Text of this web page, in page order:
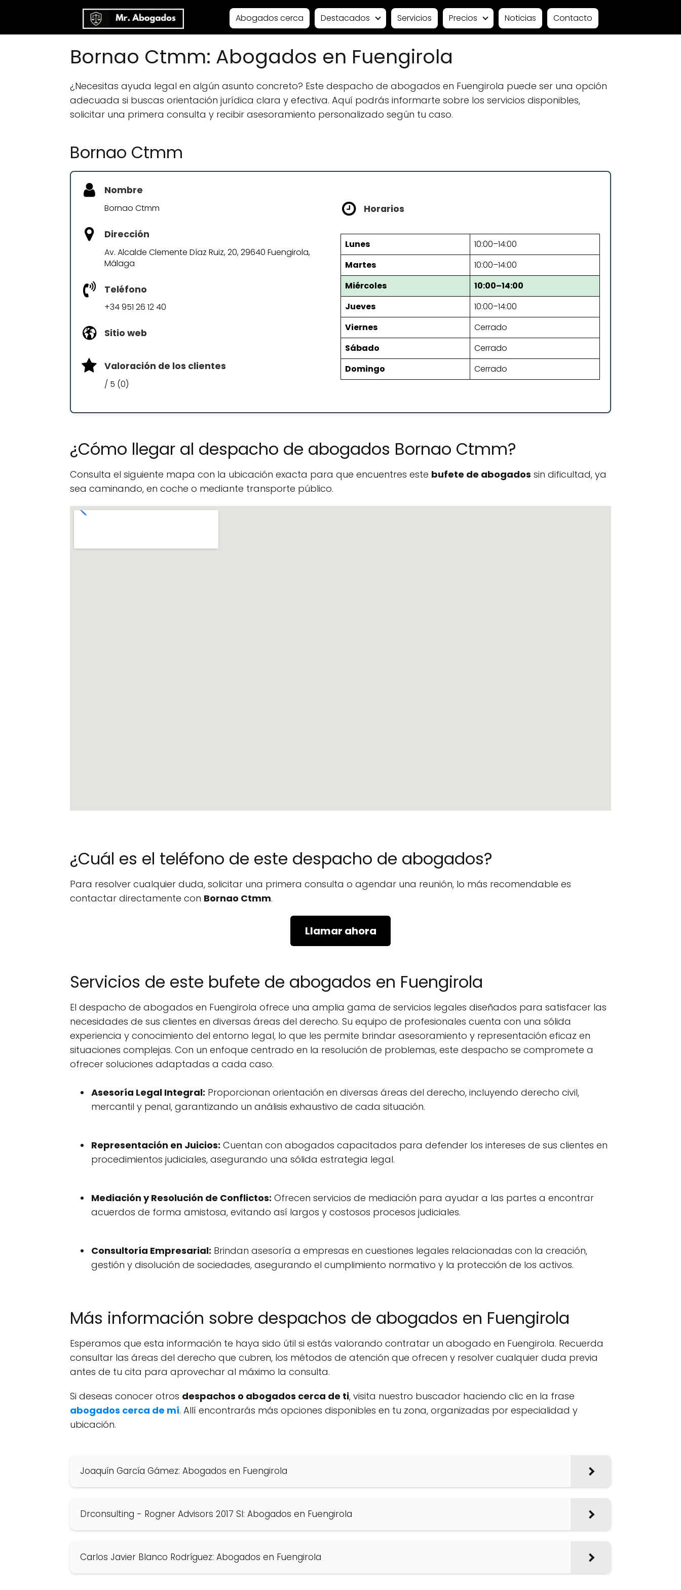
Abogados cerca Destacados Servicios Precios Noticias Contacto
Bornao Ctmm: Abogados en Fuengirola
¿Necesitas ayuda legal en algún asunto concreto? Este despacho de abogados en Fuengirola puede ser una opción
adecuada si buscas orientación jurídica clara y efectiva. Aquí podrás informarte sobre los servicios disponibles,
solicitar una primera consulta y recibir asesoramiento personalizado según tu caso.
Bornao Ctmm
Nombre
Bornao Ctmm
Dirección
Av. Alcalde Clemente Díaz Ruiz, 20, 29640 Fuengirola,
Málaga
Teléfono
+34 951 26 12 40
Sitio web
Valoración de los clientes
/ 5 (0)
Horarios
Lunes
10:00–14:00
Martes
10:00–14:00
Miércoles
10:00–14:00
Jueves
10:00–14:00
Viernes
Cerrado
Sábado
Cerrado
Domingo
Cerrado
¿Cómo llegar al despacho de abogados Bornao Ctmm?
Consulta el siguiente mapa con la ubicación exacta para que encuentres este bufete de abogados sin dificultad, ya
sea caminando, en coche o mediante transporte público.
¿Cuál es el teléfono de este despacho de abogados?
Para resolver cualquier duda, solicitar una primera consulta o agendar una reunión, lo más recomendable es
contactar directamente con Bornao Ctmm.
Llamar ahora
Servicios de este bufete de abogados en Fuengirola
El despacho de abogados en Fuengirola ofrece una amplia gama de servicios legales diseñados para satisfacer las
necesidades de sus clientes en diversas áreas del derecho. Su equipo de profesionales cuenta con una sólida
experiencia y conocimiento del entorno legal, lo que les permite brindar asesoramiento y representación eficaz en
situaciones complejas. Con un enfoque centrado en la resolución de problemas, este despacho se compromete a
ofrecer soluciones adaptadas a cada caso.
Asesoría Legal Integral: Proporcionan orientación en diversas áreas del derecho, incluyendo derecho civil,
mercantil y penal, garantizando un análisis exhaustivo de cada situación.
Representación en Juicios: Cuentan con abogados capacitados para defender los intereses de sus clientes en
procedimientos judiciales, asegurando una sólida estrategia legal.
Mediación y Resolución de Conflictos: Ofrecen servicios de mediación para ayudar a las partes a encontrar
acuerdos de forma amistosa, evitando así largos y costosos procesos judiciales.
Consultoría Empresarial: Brindan asesoría a empresas en cuestiones legales relacionadas con la creación,
gestión y disolución de sociedades, asegurando el cumplimiento normativo y la protección de los activos.
Más información sobre despachos de abogados en Fuengirola
Esperamos que esta información te haya sido útil si estás valorando contratar un abogado en Fuengirola. Recuerda
consultar las áreas del derecho que cubren, los métodos de atención que ofrecen y resolver cualquier duda previa
antes de tu cita para aprovechar al máximo la consulta.
Si deseas conocer otros despachos o abogados cerca de ti, visita nuestro buscador haciendo clic en la frase
abogados cerca de mí. Allí encontrarás más opciones disponibles en tu zona, organizadas por especialidad y
ubicación.
Joaquín García Gámez: Abogados en Fuengirola
Drconsulting - Rogner Advisors 2017 Sl: Abogados en Fuengirola
Carlos Javier Blanco Rodríguez: Abogados en Fuengirola